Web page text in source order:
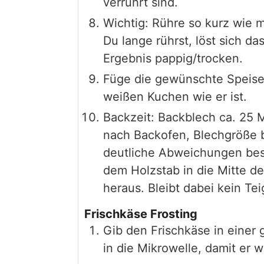
Wichtig: Rühre so kurz wie
Du lange rührst, löst sich
Ergebnis pappig/trocken.
Füge die gewünschte
weißen Kuchen wie er ist.
Backzeit: Backblech ca. 25
nach Backofen, Blechgröße
deutliche Abweichungen
dem Holzstab in die Mitte
heraus. Bleibt dabei kein
Frischkäse Frosting
Gib den Frischkäse in einer
in die Mikrowelle, damit er